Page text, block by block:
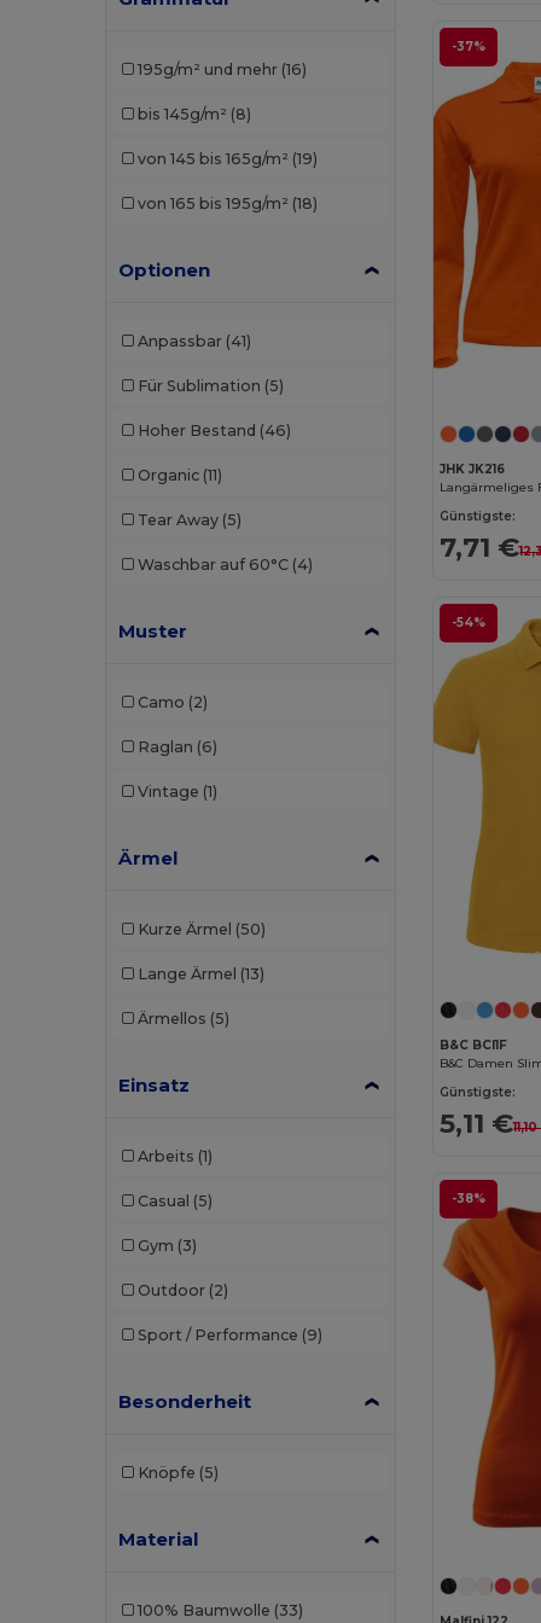
195g/m² und mehr (16)
bis 145g/m² (8)
von 145 bis 165g/m² (19)
von 165 bis 195g/m² (18)
Optionen
Anpassbar (41)
Für Sublimation (5)
Hoher Bestand (46)
Organic (11)
Tear Away (5)
Waschbar auf 60°C (4)
Muster
Camo (2)
Raglan (6)
Vintage (1)
Ärmel
Kurze Ärmel (50)
Lange Ärmel (13)
Ärmellos (5)
Einsatz
Arbeits (1)
Casual (5)
Gym (3)
Outdoor (2)
Sport / Performance (9)
Besonderheit
Knöpfe (5)
Material
100% Baumwolle (33)
-37%
JHK JK216
Langärmeliges
Günstigste:
7,71 €
-54%
B&C BCI1F
B&C Damen
Günstigste:
5,11 €
-38%